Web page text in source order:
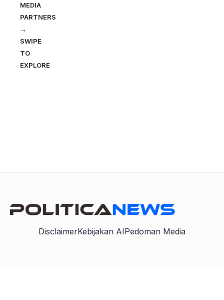
MEDIA
PARTNERS
→
SWIPE
TO
EXPLORE
DisclaimerKebijakan AIPedoman Media